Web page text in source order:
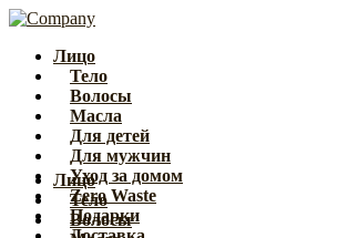
Лицо
Тело
Волосы
Масла
Для детей
Для мужчин
Уход за домом
Zero Waste
Подарки
Лицо
Тело
Волосы